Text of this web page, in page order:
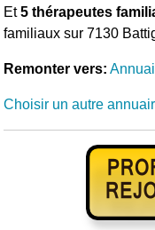
Et5 thérapeutes
familiaux sur 7130
Remonter vers:
Choisir un autre